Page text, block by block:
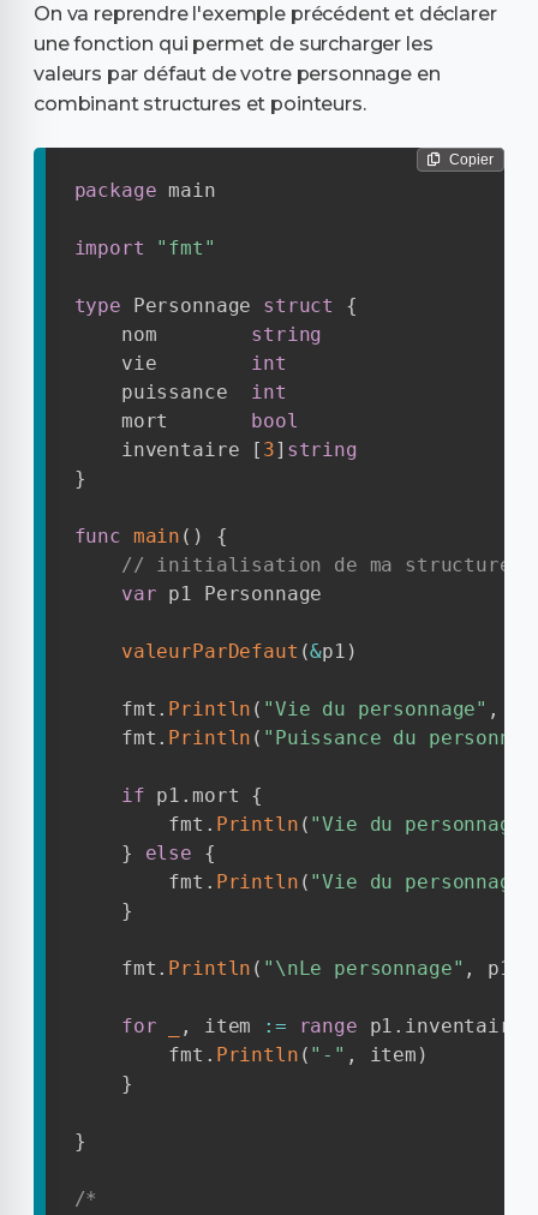
On va reprendre l'exemple précédent et déclarer
une fonction qui permet de surcharger les
valeurs par défaut de votre personnage en
combinant structures et pointeurs.
Copier
package main
import "fmt"
type Personnage struct
{
    nom
string
    vie
int
    puissance
int
    mort
bool
    inventaire
[ 3] string
}
func main ( )
{
// initialisation de ma structure
var p1 Personnage
valeurParDefaut (&p1 )
    fmt
. Println ( "Vie du personnage" ,
    fmt
. Println ( "Puissance du
if p1 . mort {
        fmt
. Println ( "Vie du personnage"
}
else
{
        fmt
. Println ( "Vie du personnage"
}
    fmt
. Println ( "\nLe personnage" , p1
for , item := range p1 . inventaire
        fmt
. Println ( "-" , item )
}
}
/*